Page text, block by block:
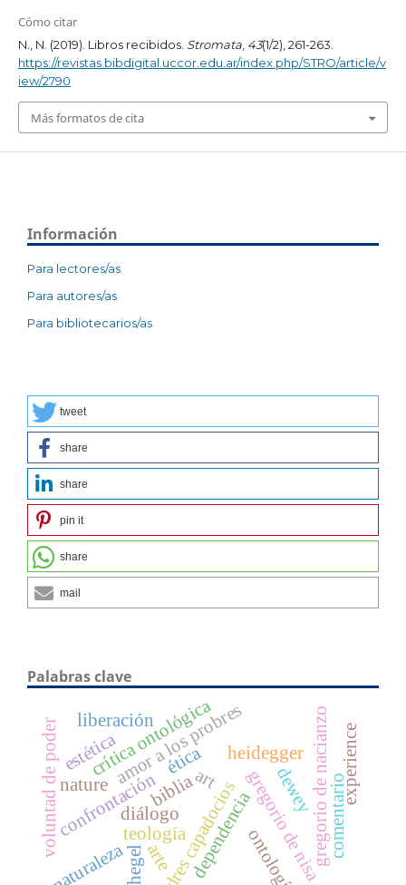
Cómo citar
N., N. (2019). Libros recibidos. Stromata, 43(1/2), 261-263.
https://revistas.bibdigital.uccor.edu.ar/index.php/STRO/article/v
iew/2790
Más formatos de cita
Información
Para lectores/as
Para autores/as
Para bibliotecarios/as
tweet
share
share
pin it
share
mail
Palabras clave
biblia
teología
heidegger
hegel ontología
confrontaciónpadres capadociosgregorio de nisa
gregorio de nacianzo
amor a los probres
dependencia
voluntad de poder crítica ontológica
liberación
diálogo
ética
comentario
dewey
arte
art
estética
naturaleza
nature experience